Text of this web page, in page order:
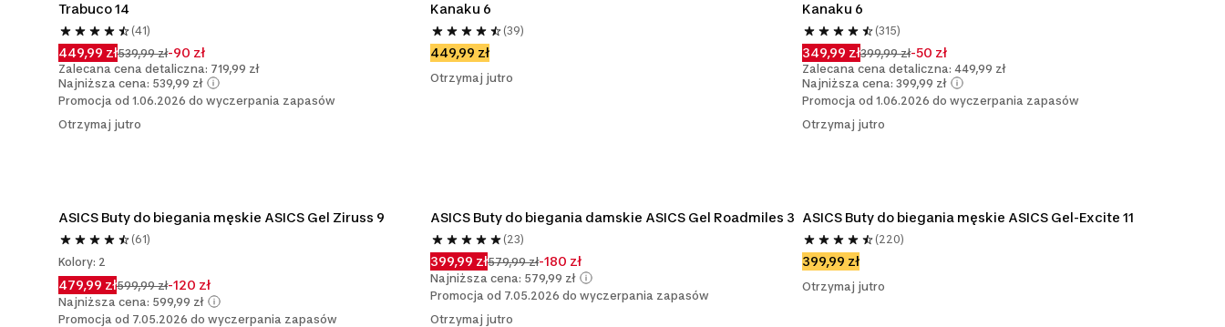
Trabuco 14
(41)
449,99 zł539,99 zł-90 zł
Zalecana cena detaliczna: 719,99 zł
Najniższa cena: 539,99 zł
Promocja od 1.06.2026 do wyczerpania zapasów
Otrzymaj jutro
Kanaku 6
(39)
449,99 zł
Otrzymaj jutro
Kanaku 6
(315)
349,99 zł399,99 zł-50 zł
Zalecana cena detaliczna: 449,99 zł
Najniższa cena: 399,99 zł
Promocja od 1.06.2026 do wyczerpania zapasów
Otrzymaj jutro
ASICS Buty do biegania męskie ASICS Gel Ziruss 9
(61)
Kolory: 2
479,99 zł599,99 zł-120 zł
Najniższa cena: 599,99 zł
Promocja od 7.05.2026 do wyczerpania zapasów
ASICS Buty do biegania damskie ASICS Gel Roadmiles 3
(23)
399,99 zł579,99 zł-180 zł
Najniższa cena: 579,99 zł
Promocja od 7.05.2026 do wyczerpania zapasów
Otrzymaj jutro
ASICS Buty do biegania męskie ASICS Gel-Excite 11
(220)
399,99 zł
Otrzymaj jutro